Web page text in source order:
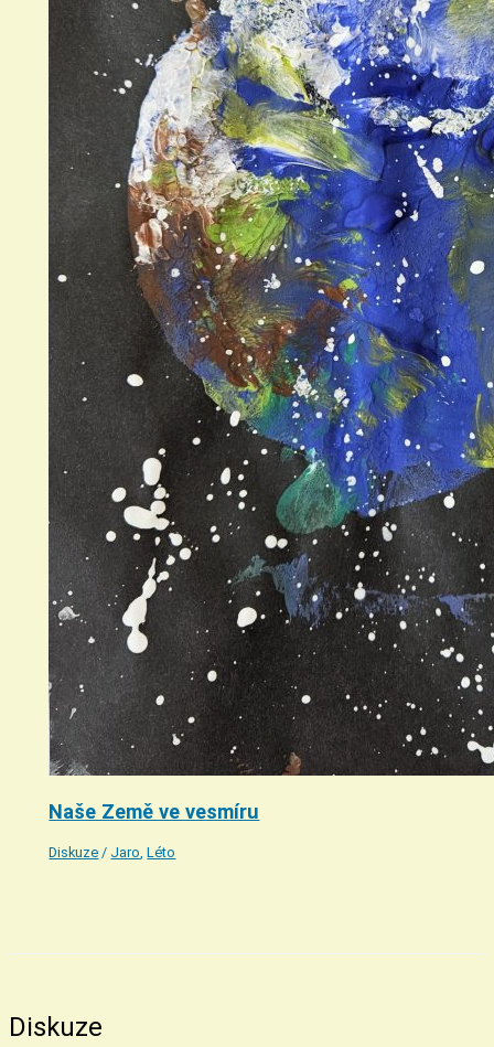
Naše Země ve vesmíru
Diskuze / Jaro,Léto
Diskuze